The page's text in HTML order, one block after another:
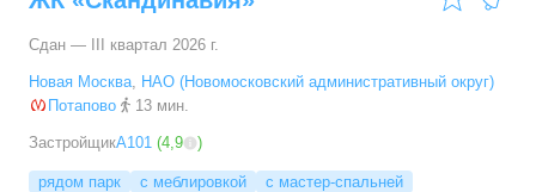
Сдан — III квартал 2026 г.
Новая Москва, НАО (Новомосковский административный округ)
Потапово
13 мин.
ЗастройщикА101 (4,9 )
рядом парк с меблировкой
с мастер-спальней